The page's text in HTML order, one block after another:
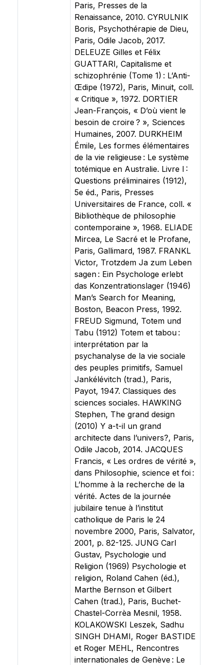
Paris, Presses de la
Renaissance, 2010. CYRULNIK
Boris, Psychothérapie de Dieu,
Paris, Odile Jacob, 2017.
DELEUZE Gilles et Félix
GUATTARI, Capitalisme et
schizophrénie (Tome 1) : L’Anti-
Œdipe (1972), Paris, Minuit, coll.
« Critique », 1972. DORTIER
Jean-François, « D’où vient le
besoin de croire ? », Sciences
Humaines, 2007. DURKHEIM
Émile, Les formes élémentaires
de la vie religieuse : Le système
totémique en Australie. Livre I :
Questions préliminaires (1912),
5e éd., Paris, Presses
Universitaires de France, coll. «
Bibliothèque de philosophie
contemporaine », 1968. ELIADE
Mircea, Le Sacré et le Profane,
Paris, Gallimard, 1987. FRANKL
Victor, Trotzdem Ja zum Leben
sagen : Ein Psychologe erlebt
das Konzentrationslager (1946)
Man’s Search for Meaning,
Boston, Beacon Press, 1992.
FREUD Sigmund, Totem und
Tabu (1912) Totem et tabou :
interprétation par la
psychanalyse de la vie sociale
des peuples primitifs, Samuel
Jankélévitch (trad.), Paris,
Payot, 1947. Classiques des
sciences sociales. HAWKING
Stephen, The grand design
(2010) Y a-t-il un grand
architecte dans l’univers?, Paris,
Odile Jacob, 2014. JACQUES
Francis, « Les ordres de vérité »,
dans Philosophie, science et foi :
L’homme à la recherche de la
vérité. Actes de la journée
jubilaire tenue à l’institut
catholique de Paris le 24
novembre 2000, Paris, Salvator,
2001, p. 82-125. JUNG Carl
Gustav, Psychologie und
Religion (1969) Psychologie et
religion, Roland Cahen (éd.),
Marthe Bernson et Gilbert
Cahen (trad.), Paris, Buchet-
Chastel-Corrèa Mesnil, 1958.
KOLAKOWSKI Leszek, Sadhu
SINGH DHAMI, Roger BASTIDE
et Roger MEHL, Rencontres
internationales de Genève : Le